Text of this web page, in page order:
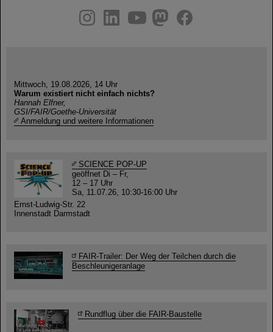
youtube
helmholtz.social
facebook
Mittwoch, 19.08.2026, 14 Uhr
Warum existiert nicht einfach nichts?
Hannah Elfner,
GSI/FAIR/Goethe-Universität
Anmeldung und weitere Informationen
SCIENCE POP-UP
geöffnet Di – Fr,
12 – 17 Uhr
Sa, 11.07.26, 10:30-16:00 Uhr
Ernst-Ludwig-Str. 22
Innenstadt Darmstadt
FAIR-Trailer: Der Weg der Teilchen durch die
Beschleunigeranlage
Rundflug über die FAIR-Baustelle